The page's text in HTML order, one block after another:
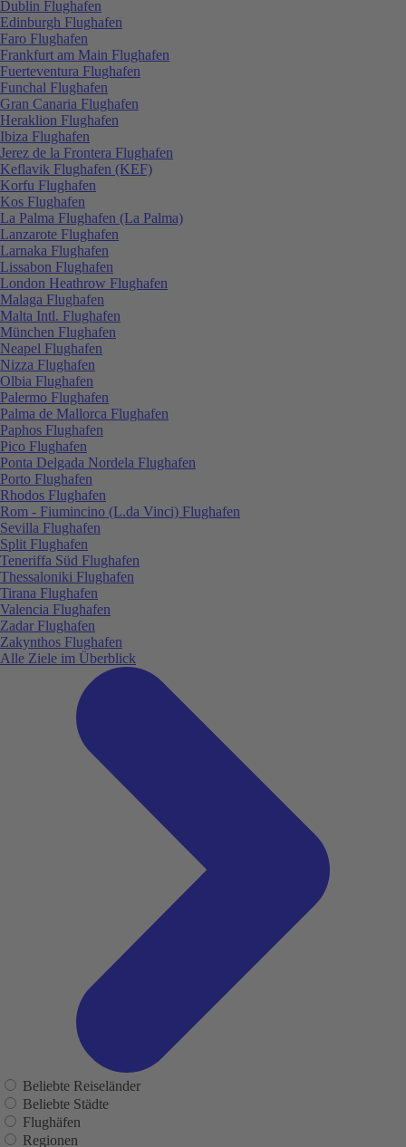
Dublin Flughafen
Edinburgh Flughafen
Faro Flughafen
Frankfurt am Main Flughafen
Fuerteventura Flughafen
Funchal Flughafen
Gran Canaria Flughafen
Heraklion Flughafen
Ibiza Flughafen
Jerez de la Frontera Flughafen
Keflavik Flughafen (KEF)
Korfu Flughafen
Kos Flughafen
La Palma Flughafen (La Palma)
Lanzarote Flughafen
Larnaka Flughafen
Lissabon Flughafen
London Heathrow Flughafen
Malaga Flughafen
Malta Intl. Flughafen
München Flughafen
Neapel Flughafen
Nizza Flughafen
Olbia Flughafen
Palermo Flughafen
Palma de Mallorca Flughafen
Paphos Flughafen
Pico Flughafen
Ponta Delgada Nordela Flughafen
Porto Flughafen
Rhodos Flughafen
Rom - Fiumincino (L.da Vinci) Flughafen
Sevilla Flughafen
Split Flughafen
Teneriffa Süd Flughafen
Thessaloniki Flughafen
Tirana Flughafen
Valencia Flughafen
Zadar Flughafen
Zakynthos Flughafen
Alle Ziele im Überblick
Beliebte Reiseländer
Beliebte Städte
Flughäfen
Regionen